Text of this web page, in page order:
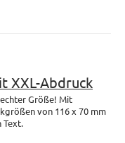
XXL-Abdruck
echter Größe! Mit
von 116 x 70 mm
Text.